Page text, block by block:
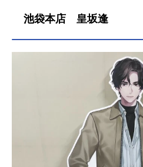
池袋本店 皇坂逢